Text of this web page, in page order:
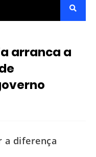
E
arranca a
a diferença